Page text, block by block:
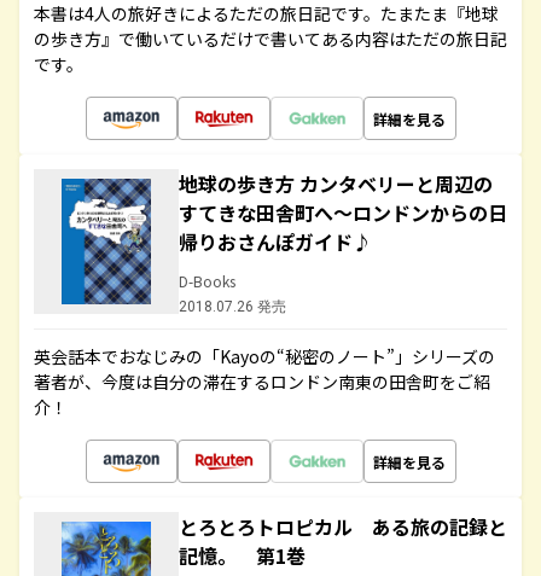
本書は4人の旅好きによるただの旅日記です。たまたま『地球
の歩き方』で働いているだけで書いてある内容はただの旅日記
です。
詳細を見る
地球の歩き方 カンタベリーと周辺の
すてきな田舎町へ～ロンドンからの日
帰りおさんぽガイド♪
D-Books
2018.07.26 発売
英会話本でおなじみの「Kayoの“秘密のノート”」シリーズの
著者が、今度は自分の滞在するロンドン南東の田舎町をご紹
介！
詳細を見る
とろとろトロピカル ある旅の記録と
記憶。 第1巻